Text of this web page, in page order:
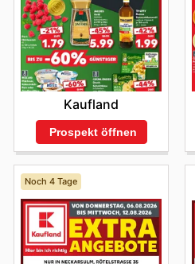
Kaufland
Prospekt öffnen
Noch 4 Tage